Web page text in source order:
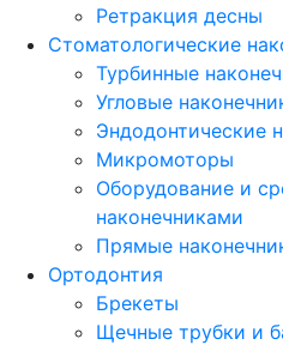
Ретракция десны
Стоматологические
Турбинные
Угловые
Эндодонтические
Микромоторы
Оборудование и
наконечниками
Прямые
Ортодонтия
Брекеты
Щечные трубки и